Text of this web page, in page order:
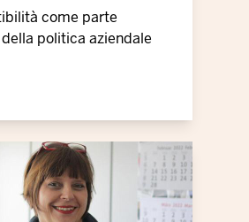
come parte
politica aziendale